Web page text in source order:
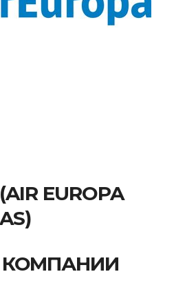
EUROPA
КОМПАНИИ